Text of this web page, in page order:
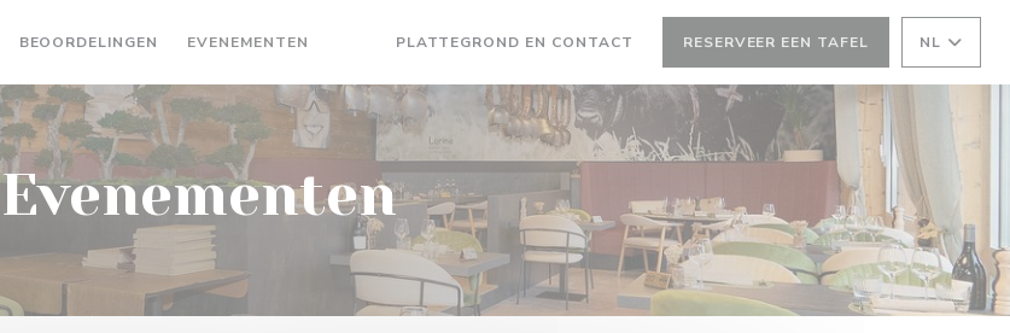
BEOORDELINGEN EVENEMENTEN PLATTEGROND EN CONTACT RESERVEER EEN TAFEL NL
Evenementen